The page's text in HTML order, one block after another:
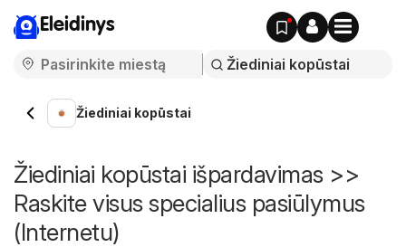
Eleidinys
Žiediniai kopūstai
Žiediniai kopūstai išpardavimas >>
Raskite visus specialius pasiūlymus
(Internetu)